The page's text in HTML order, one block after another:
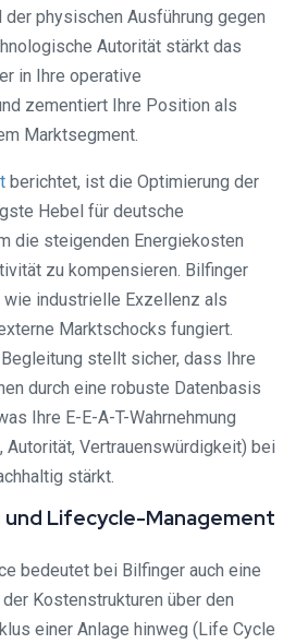
der physischen Ausführung gegen
Autorität stärkt das
in Ihre operative
zementiert Ihre Position als
Marktsegment.
berichtet, ist die Optimierung der
Hebel für deutsche
die steigenden Energiekosten
zu kompensieren. Bilfinger
industrielle Exzellenz als
Marktschocks fungiert.
stellt sicher, dass Ihre
durch eine robuste Datenbasis
Ihre E-E-A-T-Wahrnehmung
Autorität, Vertrauenswürdigkeit) bei
stärkt.
Lifecycle-Management
bedeutet bei Bilfinger auch eine
Kostenstrukturen über den
einer Anlage hinweg (Life Cycle